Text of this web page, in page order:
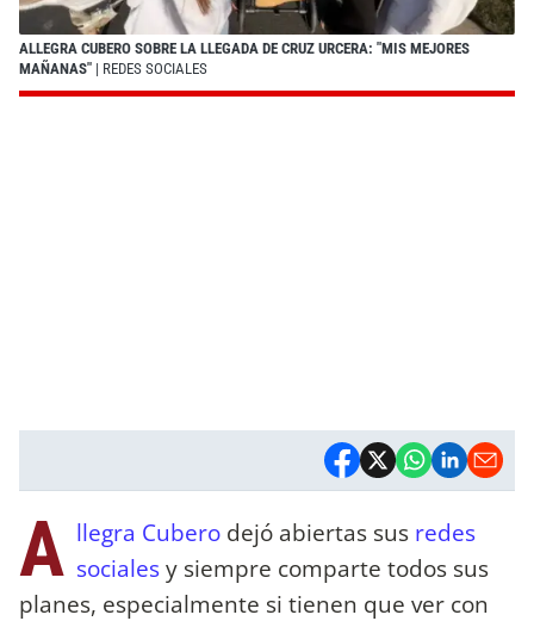
ALLEGRA CUBERO SOBRE LA LLEGADA DE CRUZ URCERA: "MIS MEJORES
MAÑANAS" | REDES SOCIALES
A llegra Cubero dejó abiertas sus redes
socialesy siempre comparte todos sus
planes, especialmente si tienen que ver con